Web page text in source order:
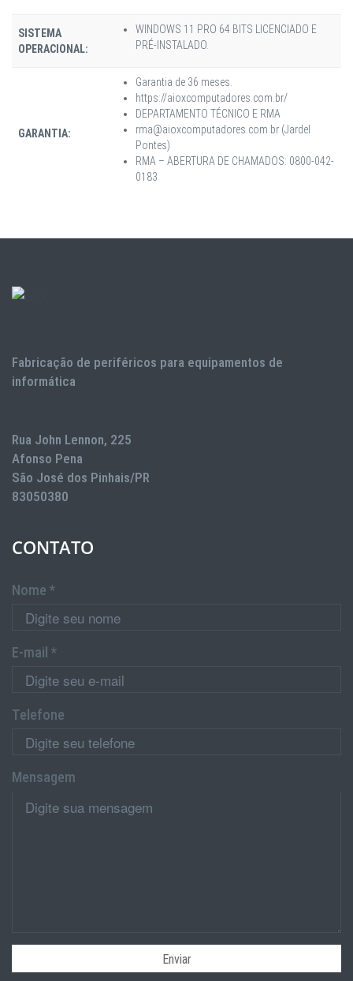
SISTEMA
OPERACIONAL:
WINDOWS 11 PRO 64 BITS LICENCIADO E
PRÉ-INSTALADO.
GARANTIA:
Garantia de 36 meses.
https://aioxcomputadores.com.br/
DEPARTAMENTO TÉCNICO E RMA
rma@aioxcomputadores.com.br (Jardel
Pontes)
RMA – ABERTURA DE CHAMADOS: 0800-042-
0183
Fabricação de periféricos para equipamentos de
informática
Rua John Lennon, 225
Afonso Pena
São José dos Pinhais/PR
83050380
CONTATO
Nome *
E-mail *
Telefone
Mensagem
Enviar